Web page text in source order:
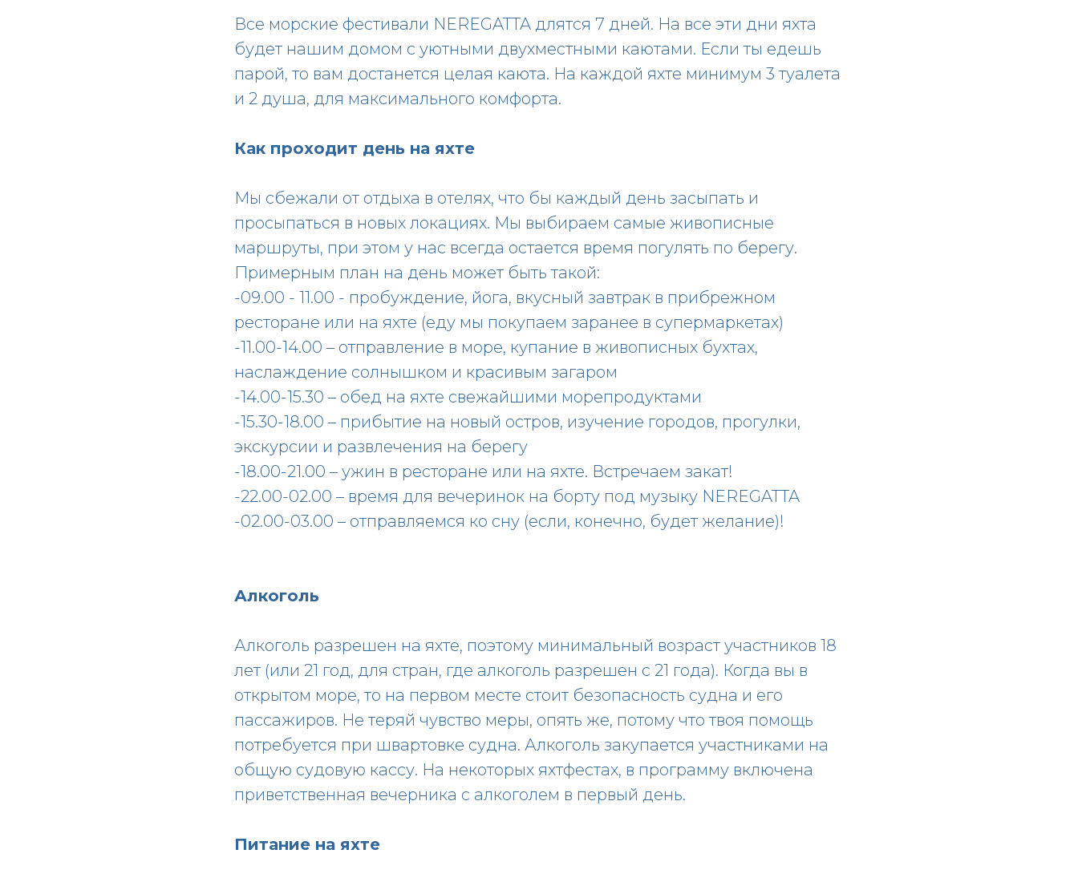
Все морские фестивали NEREGATTA длятся 7 дней. На все эти дни яхта
будет нашим домом с уютными двухместными каютами. Если ты едешь
парой, то вам достанется целая каюта. На каждой яхте минимум 3 туалета
и 2 душа, для максимального комфорта.
Как проходит день на яхте
Мы сбежали от отдыха в отелях, что бы каждый день засыпать и
просыпаться в новых локациях. Мы выбираем самые живописные
маршруты, при этом у нас всегда остается время погулять по берегу.
Примерным план на день может быть такой:
-09.00 - 11.00 - пробуждение, йога, вкусный завтрак в прибрежном
ресторане или на яхте (еду мы покупаем заранее в супермаркетах)
-11.00-14.00 – отправление в море, купание в живописных бухтах,
наслаждение солнышком и красивым загаром
-14.00-15.30 – обед на яхте свежайшими морепродуктами
-15.30-18.00 – прибытие на новый остров, изучение городов, прогулки,
экскурсии и развлечения на берегу
-18.00-21.00 – ужин в ресторане или на яхте. Встречаем закат!
-22.00-02.00 – время для вечеринок на борту под музыку NEREGATTA
-02.00-03.00 – отправляемся ко сну (если, конечно, будет желание)!
Алкоголь
Алкоголь разрешен на яхте, поэтому минимальный возраст участников 18
лет (или 21 год, для стран, где алкоголь разрешен с 21 года). Когда вы в
открытом море, то на первом месте стоит безопасность судна и его
пассажиров. Не теряй чувство меры, опять же, потому что твоя помощь
потребуется при швартовке судна. Алкоголь закупается участниками на
общую судовую кассу. На некоторых яхтфестах, в программу включена
приветственная вечерника с алкоголем в первый день.
Питание на яхте